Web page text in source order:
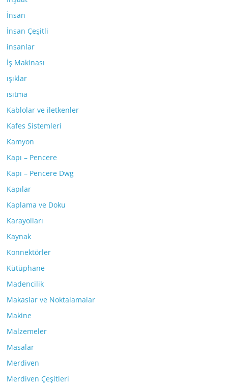
İnsan
İnsan Çeşitli
insanlar
İş Makinası
ışıklar
ısıtma
Kablolar ve iletkenler
Kafes Sistemleri
Kamyon
Kapı – Pencere
Kapı – Pencere Dwg
Kapılar
Kaplama ve Doku
Karayolları
Kaynak
Konnektörler
Kütüphane
Madencilik
Makaslar ve Noktalamalar
Makine
Malzemeler
Masalar
Merdiven
Merdiven Çeşitleri